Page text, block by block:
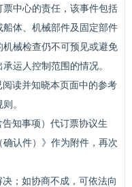
中心的责任，该事件包括
体、机械部件及固定部件
械检查仍不可预见或避免
运人控制范围的情况。
读并知晓本页面中的参考
。
知事项）代订票协议生
认件）》作为附件，再次
；如协商不成，可依法向